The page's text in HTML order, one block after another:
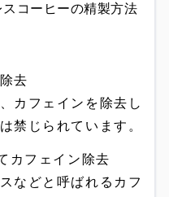
コーヒーの精製方法
去
カフェインを除去し
禁じられています。
カフェイン除去
などと呼ばれるカフ